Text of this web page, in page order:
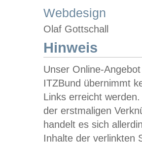
Webdesign
Olaf Gottschall
Hinweis
Unser Online-
ITZBund übernimmt
Links erreicht
der erstmaligen
handelt es sich
Inhalte der verlinkten